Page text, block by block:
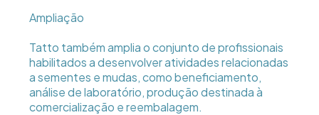
Ampliação
Tatto também amplia o conjunto de profissionais
habilitados a desenvolver atividades relacionadas
a sementes e mudas, como beneficiamento,
análise de laboratório, produção destinada à
comercialização e reembalagem.